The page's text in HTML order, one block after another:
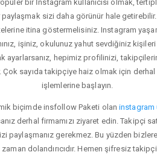
bir İnstagram kullanıcısı olmak,
sizi daha görünür hale getirebilir.
itina göstermelisiniz. Instagram
işiniz, okulunuz yahut sevdiğiniz
ayarlarsanız, hepimiz profilinizi,
sayıda takipçiye haiz olmak için derhal
işlemlerine başlayın.
biçimde insfollow Paketi olaninstagram
derhal firmamızı ziyaret edin. Takipçi
paylaşmanız gerekmez. Bu yüzden
dolandırıcıdır. Hemen şifresiz